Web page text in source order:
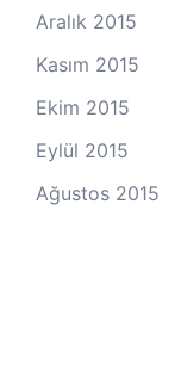
Aralık 2015
Kasım 2015
Ekim 2015
Eylül 2015
Ağustos 2015